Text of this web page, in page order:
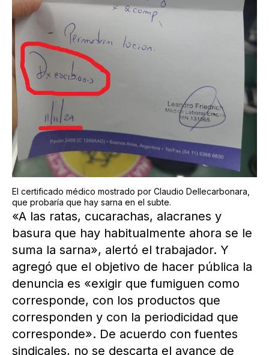
El certificado médico mostrado por Claudio Dellecarbonara,
que probaría que hay sarna en el subte.
«A las ratas, cucarachas, alacranes y
basura que hay habitualmente ahora se le
suma la sarna», alertó el trabajador. Y
agregó que el objetivo de hacer pública la
denuncia es «exigir que fumiguen como
corresponde, con los productos que
corresponden y con la periodicidad que
corresponde». De acuerdo con fuentes
sindicales, no se descarta el avance de